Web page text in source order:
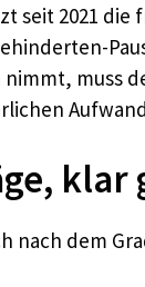
seit 2021
nimmt, muss
nach dem